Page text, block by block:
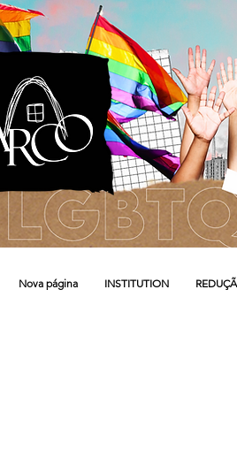
Nova página INSTITUTION